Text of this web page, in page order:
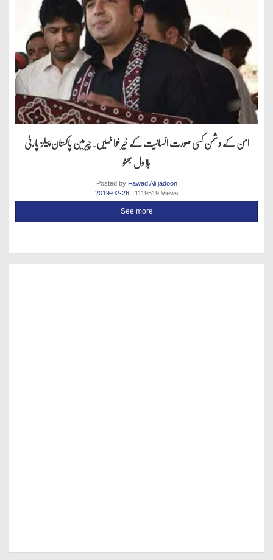
امن کے دشمن کسی صورت انسانیت کے خیر خوا نہیں.چیرمین پاکستان پیلز پارٹی
بلاول بھٹو
Posted by Fawad Ali jadoon
2019-02-26
. 1119519 Views
See more